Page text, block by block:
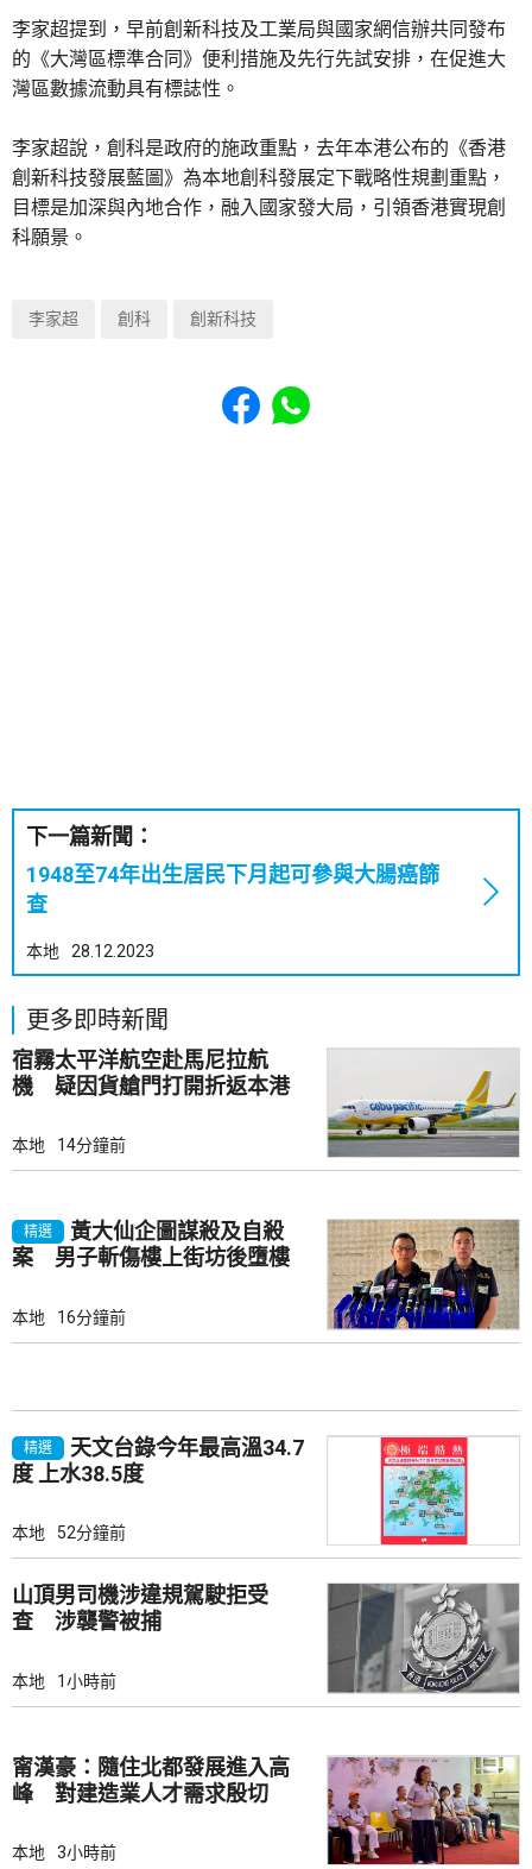
李家超提到，早前創新科技及工業局與國家網信辦共同發布
的《大灣區標準合同》便利措施及先行先試安排，在促進大
灣區數據流動具有標誌性。
李家超說，創科是政府的施政重點，去年本港公布的《香港
創新科技發展藍圖》為本地創科發展定下戰略性規劃重點，
目標是加深與內地合作，融入國家發大局，引領香港實現創
科願景。
李家超 創科 創新科技
Share to Facebook
Share to WhatsApp
下一篇新聞：
1948至74年出生居民下月起可參與大腸癌篩
查
本地 28.12.2023
更多即時新聞
宿霧太平洋航空赴馬尼拉航
機 疑因貨艙門打開折返本港
本地 14分鐘前
精選
黃大仙企圖謀殺及自殺
案 男子斬傷樓上街坊後墮樓
本地 16分鐘前
精選
天文台錄今年最高溫34.7
度 上水38.5度
本地 52分鐘前
山頂男司機涉違規駕駛拒受
查 涉襲警被捕
本地 1小時前
甯漢豪：隨住北都發展進入高
峰 對建造業人才需求殷切
本地 3小時前